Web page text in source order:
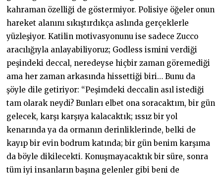
kahraman özelliği de göstermiyor. Polisiye öğeler onun
hareket alanını sıkıştırdıkça aslında gerçeklerle
yüzleşiyor. Katilin motivasyonunu ise sadece Zucco
aracılığıyla anlayabiliyoruz; Godless ismini verdiği
peşindeki deccal, neredeyse hiçbir zaman göremediği
ama her zaman arkasında hissettiği biri… Bunu da
şöyle dile getiriyor: “Peşimdeki deccalin asıl istediği
tam olarak neydi? Bunları elbet ona soracaktım, bir gün
gelecek, karşı karşıya kalacaktık; ıssız bir yol
kenarında ya da ormanın derinliklerinde, belki de
kayıp bir evin bodrum katında; bir gün benim karşıma
da böyle dikilecekti. Konuşmayacaktık bir süre, sonra
tüm iyi insanların başına gelenler gibi beni de